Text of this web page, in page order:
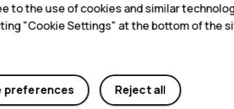
Did you find this helpful?
to the use of cookies and similar
"Cookie Settings" at the bottom of the
Reject all
preferences